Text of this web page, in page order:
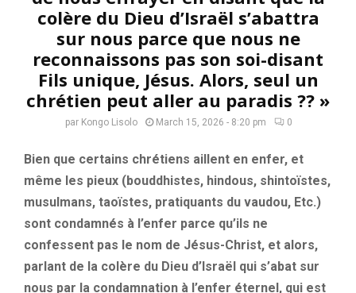
colère du Dieu d’Israël s’abattra
sur nous parce que nous ne
reconnaissons pas son soi-disant
Fils unique, Jésus. Alors, seul un
chrétien peut aller au paradis ?? »
par Kongo Lisolo March 15, 2026 - 8:20 pm 0
Bien que certains chrétiens aillent en enfer, et
même les pieux (bouddhistes, hindous, shintoïstes,
musulmans, taoïstes, pratiquants du vaudou, Etc.)
sont condamnés à l’enfer parce qu’ils ne
confessent pas le nom de Jésus-Christ, et alors,
parlant de la colère du Dieu d’Israël qui s’abat sur
nous par la condamnation à l’enfer éternel, qui est